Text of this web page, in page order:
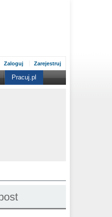
Zaloguj Zarejestruj
Pracuj.pl